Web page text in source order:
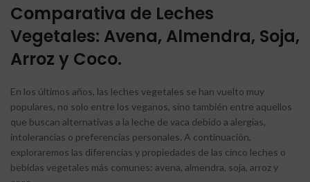
Comparativa de Leches
Vegetales: Avena, Almendra, Soja,
Arroz y Coco.
En los últimos años, las leches vegetales se han vuelto muy
populares, no solo entre los veganos, sino también entre aquellos
que buscan alternativas a la leche de vaca debido a alergias,
intolerancias o preferencias personales. A continuación,
exploraremos las diferencias y propiedades de las cinco leches o
bebidas vegetales más comunes: avena, almendra, soja, arroz y